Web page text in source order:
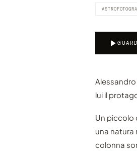
lui il
Un piccolo
una natura
colonna